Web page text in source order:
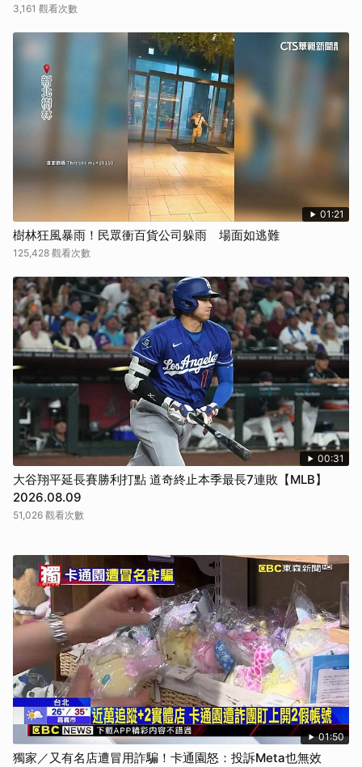
3,161 觀看次數
01:21
樹林狂風暴雨！民眾衝百貨公司躲雨 場面如逃難
125,428 觀看次數
00:31
大谷翔平延長賽勝利打點 道奇終止本季最長7連敗【MLB】
2026.08.09
51,026 觀看次數
01:50
獨家／又有名店遭冒用詐騙！卡通園怒：投訴Meta也無效